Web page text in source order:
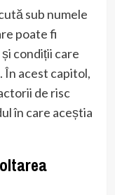
sub numele
poate fi
condiții care
În acest capitol,
de risc
în care aceștia